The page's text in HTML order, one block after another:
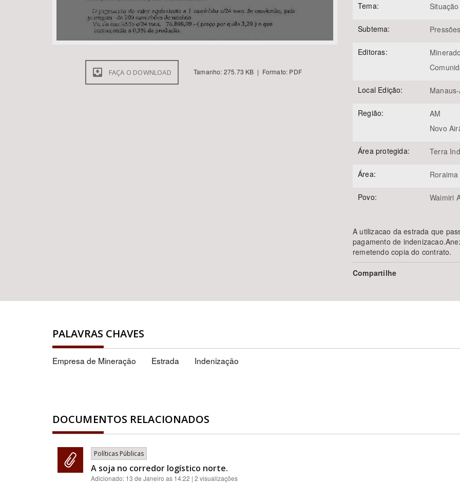
FAÇA O DOWNLOAD Tamanho: 275.73 KB | Formato: PDF
Tema:
Subtema:
Editoras:
Local Edição:
Região:
AM
Novo
Área protegida: Terra
Área:
Povo: Waimiri
A utilizacao da estrada que
pagamento de
remetendo copia do contrato.
Compartilhe
PALAVRAS CHAVES
Empresa de Mineração Estrada Indenização
DOCUMENTOS RELACIONADOS
Políticas Públicas
A soja no corredor logístico norte.
Adicionado: 13 de Janeiro as 14:22 | 2 visualizações